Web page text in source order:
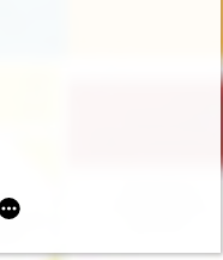
i gatunek muzyczny